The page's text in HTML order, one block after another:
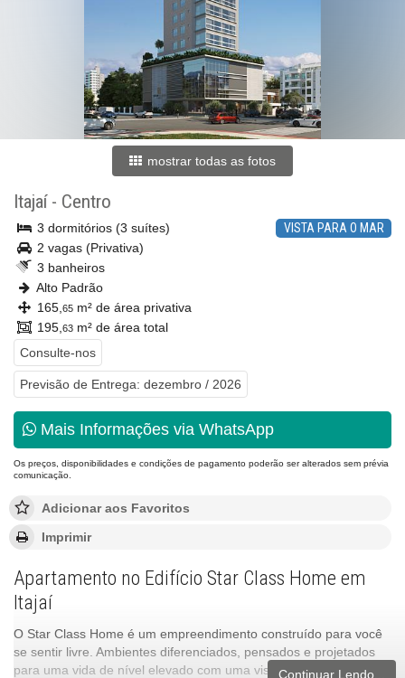
mostrar todas as fotos
Itajaí- Centro
VISTA PARA O MAR
3 dormitórios (3 suítes)
2 vagas (Privativa)
3 banheiros
Alto Padrão
165, 65 m² de área privativa
195, 63 m² de área total
Consulte-nos
Previsão de Entrega: dezembro / 2026
Mais Informações via WhatsApp
Os preços, disponibilidades e condições de pagamento poderão ser alterados sem prévia
comunicação.
Adicionar aos Favoritos
Imprimir
Apartamento no Edifício Star Class Home em
Itajaí
O Star Class Home é um empreendimento construído para você
se sentir livre. Ambientes diferenciados, pensados e projetados
para uma vida de nível elevado com uma vista incrível da Marina
Continuar Lendo...